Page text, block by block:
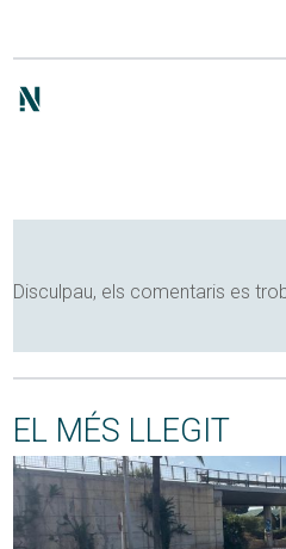
Disculpau, els comentaris es
EL MÉS LLEGIT